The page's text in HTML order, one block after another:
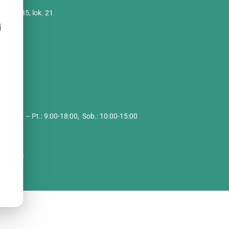
85, lok. 21
Pon. – Pt.: 9:00-18:00, Sob.: 10:00-15:00